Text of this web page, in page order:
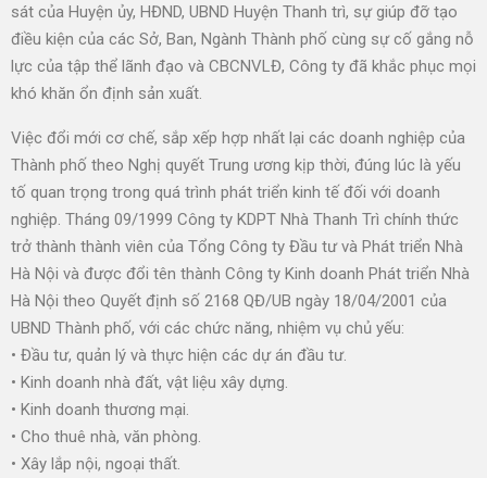
sát của Huyện ủy, HĐND, UBND Huyện Thanh trì, sự giúp đỡ tạo
điều kiện của các Sở, Ban, Ngành Thành phố cùng sự cố gắng nỗ
lực của tập thể lãnh đạo và CBCNVLĐ, Công ty đã khắc phục mọi
khó khăn ổn định sản xuất.
Việc đổi mới cơ chế, sắp xếp hợp nhất lại các doanh nghiệp của
Thành phố theo Nghị quyết Trung ương kịp thời, đúng lúc là yếu
tố quan trọng trong quá trình phát triển kinh tế đối với doanh
nghiệp. Tháng 09/1999 Công ty KDPT Nhà Thanh Trì chính thức
trở thành thành viên của Tổng Công ty Đầu tư và Phát triển Nhà
Hà Nội và được đổi tên thành Công ty Kinh doanh Phát triển Nhà
Hà Nội theo Quyết định số 2168 QĐ/UB ngày 18/04/2001 của
UBND Thành phố, với các chức năng, nhiệm vụ chủ yếu:
• Đầu tư, quản lý và thực hiện các dự án đầu tư.
• Kinh doanh nhà đất, vật liệu xây dựng.
• Kinh doanh thương mại.
• Cho thuê nhà, văn phòng.
• Xây lắp nội, ngoại thất.